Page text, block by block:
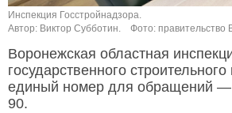
Инспекция Госстройнадзора.
Автор: Виктор Субботин.
Фото: правительство
Воронежская областная
государственного
единый номер для обращений —
90.